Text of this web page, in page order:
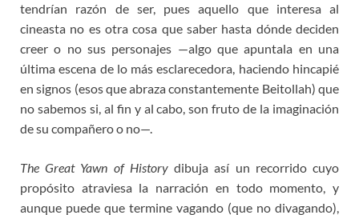
tendrían razón de ser, pues aquello que interesa al
cineasta no es otra cosa que saber hasta dónde deciden
creer o no sus personajes —algo que apuntala en una
última escena de lo más esclarecedora, haciendo hincapié
en signos (esos que abraza constantemente Beitollah) que
no sabemos si, al fin y al cabo, son fruto de la imaginación
de su compañero o no—.
The Great Yawn of Historydibuja así un recorrido cuyo
propósito atraviesa la narración en todo momento, y
aunque puede que termine vagando (que no divagando),